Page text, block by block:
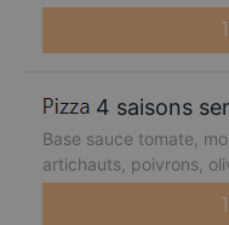
4 saisons
Base sauce tomate,
artichauts, poivrons,